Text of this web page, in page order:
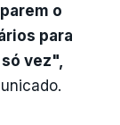
o
para
vez",